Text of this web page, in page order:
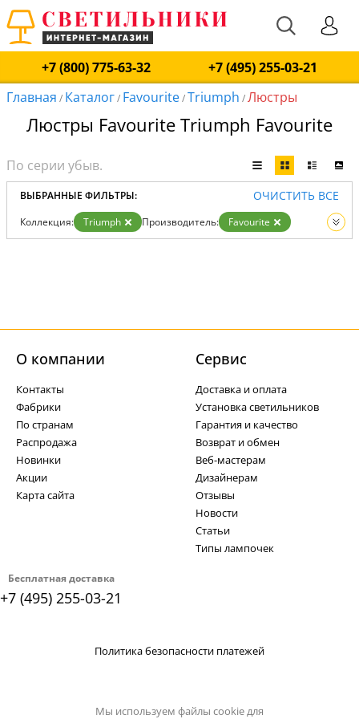
+7 (800) 775-63-32
+7 (495) 255-03-21
Главная / Каталог/ Favourite/Triumph /Люстры
Люстры Favourite Triumph Favourite
ВЫБРАННЫЕ ФИЛЬТРЫ: ОЧИСТИТЬ ВСЕ
Коллекция: Triumph Производитель:
Favourite
Вид:
Люстры
Бесплатная доставка
+7 (495) 255-03-21
О компании
Контакты
Фабрики
По странам
Распродажа
Новинки
Акции
Карта сайта
Cервис
Доставка и оплата
Установка светильников
Гарантия и качество
Возврат и обмен
Веб-мастерам
Дизайнерам
Отзывы
Новости
Статьи
Типы лампочек
Политика безопасности платежей
Мы используем файлы cookie для